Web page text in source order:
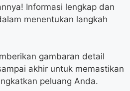
Informasi lengkap dan
menentukan langkah
gambaran detail
akhir untuk memastikan
peluang Anda.